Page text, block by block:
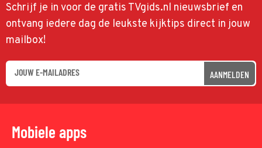
Schrijf je in voor de gratis TVgids.nl nieuwsbrief en
ontvang iedere dag de leukste kijktips direct in jouw
mailbox!
AANMELDEN
Mobiele apps